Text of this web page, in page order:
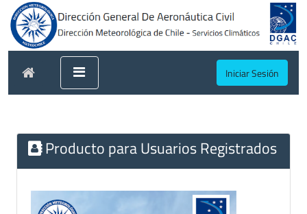
Iniciar Sesión
Producto para Usuarios Registrados